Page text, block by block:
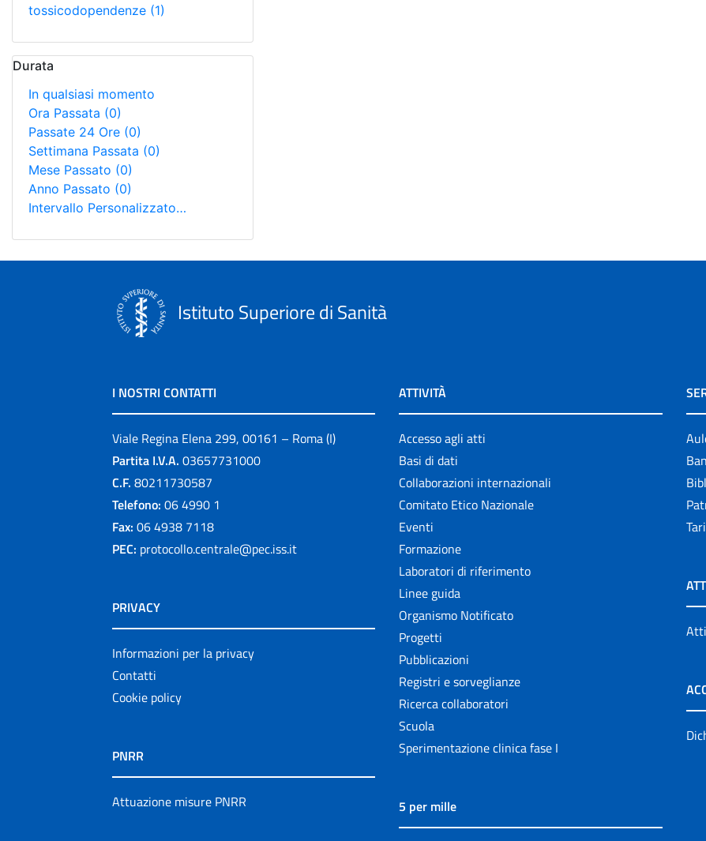
tossicodopendenze (1)
Durata
In qualsiasi momento
Ora Passata (0)
Passate 24 Ore (0)
Settimana Passata (0)
Mese Passato (0)
Anno Passato (0)
Intervallo Personalizzato…
Istituto Superiore di Sanità
I NOSTRI CONTATTI
Viale Regina Elena 299, 00161 – Roma (I)
Partita I.V.A. 03657731000
C.F. 80211730587
Telefono: 06 4990 1
Fax: 06 4938 7118
PEC: protocollo.centrale@pec.iss.it
PRIVACY
Informazioni per la privacy
Contatti
Cookie policy
PNRR
Attuazione misure PNRR
ATTIVITÀ
Accesso agli atti
Basi di dati
Collaborazioni internazionali
Comitato Etico Nazionale
Eventi
Formazione
Laboratori di riferimento
Linee guida
Organismo Notificato
Progetti
Pubblicazioni
Registri e sorveglianze
Ricerca collaboratori
Scuola
Sperimentazione clinica fase I
5 per mille